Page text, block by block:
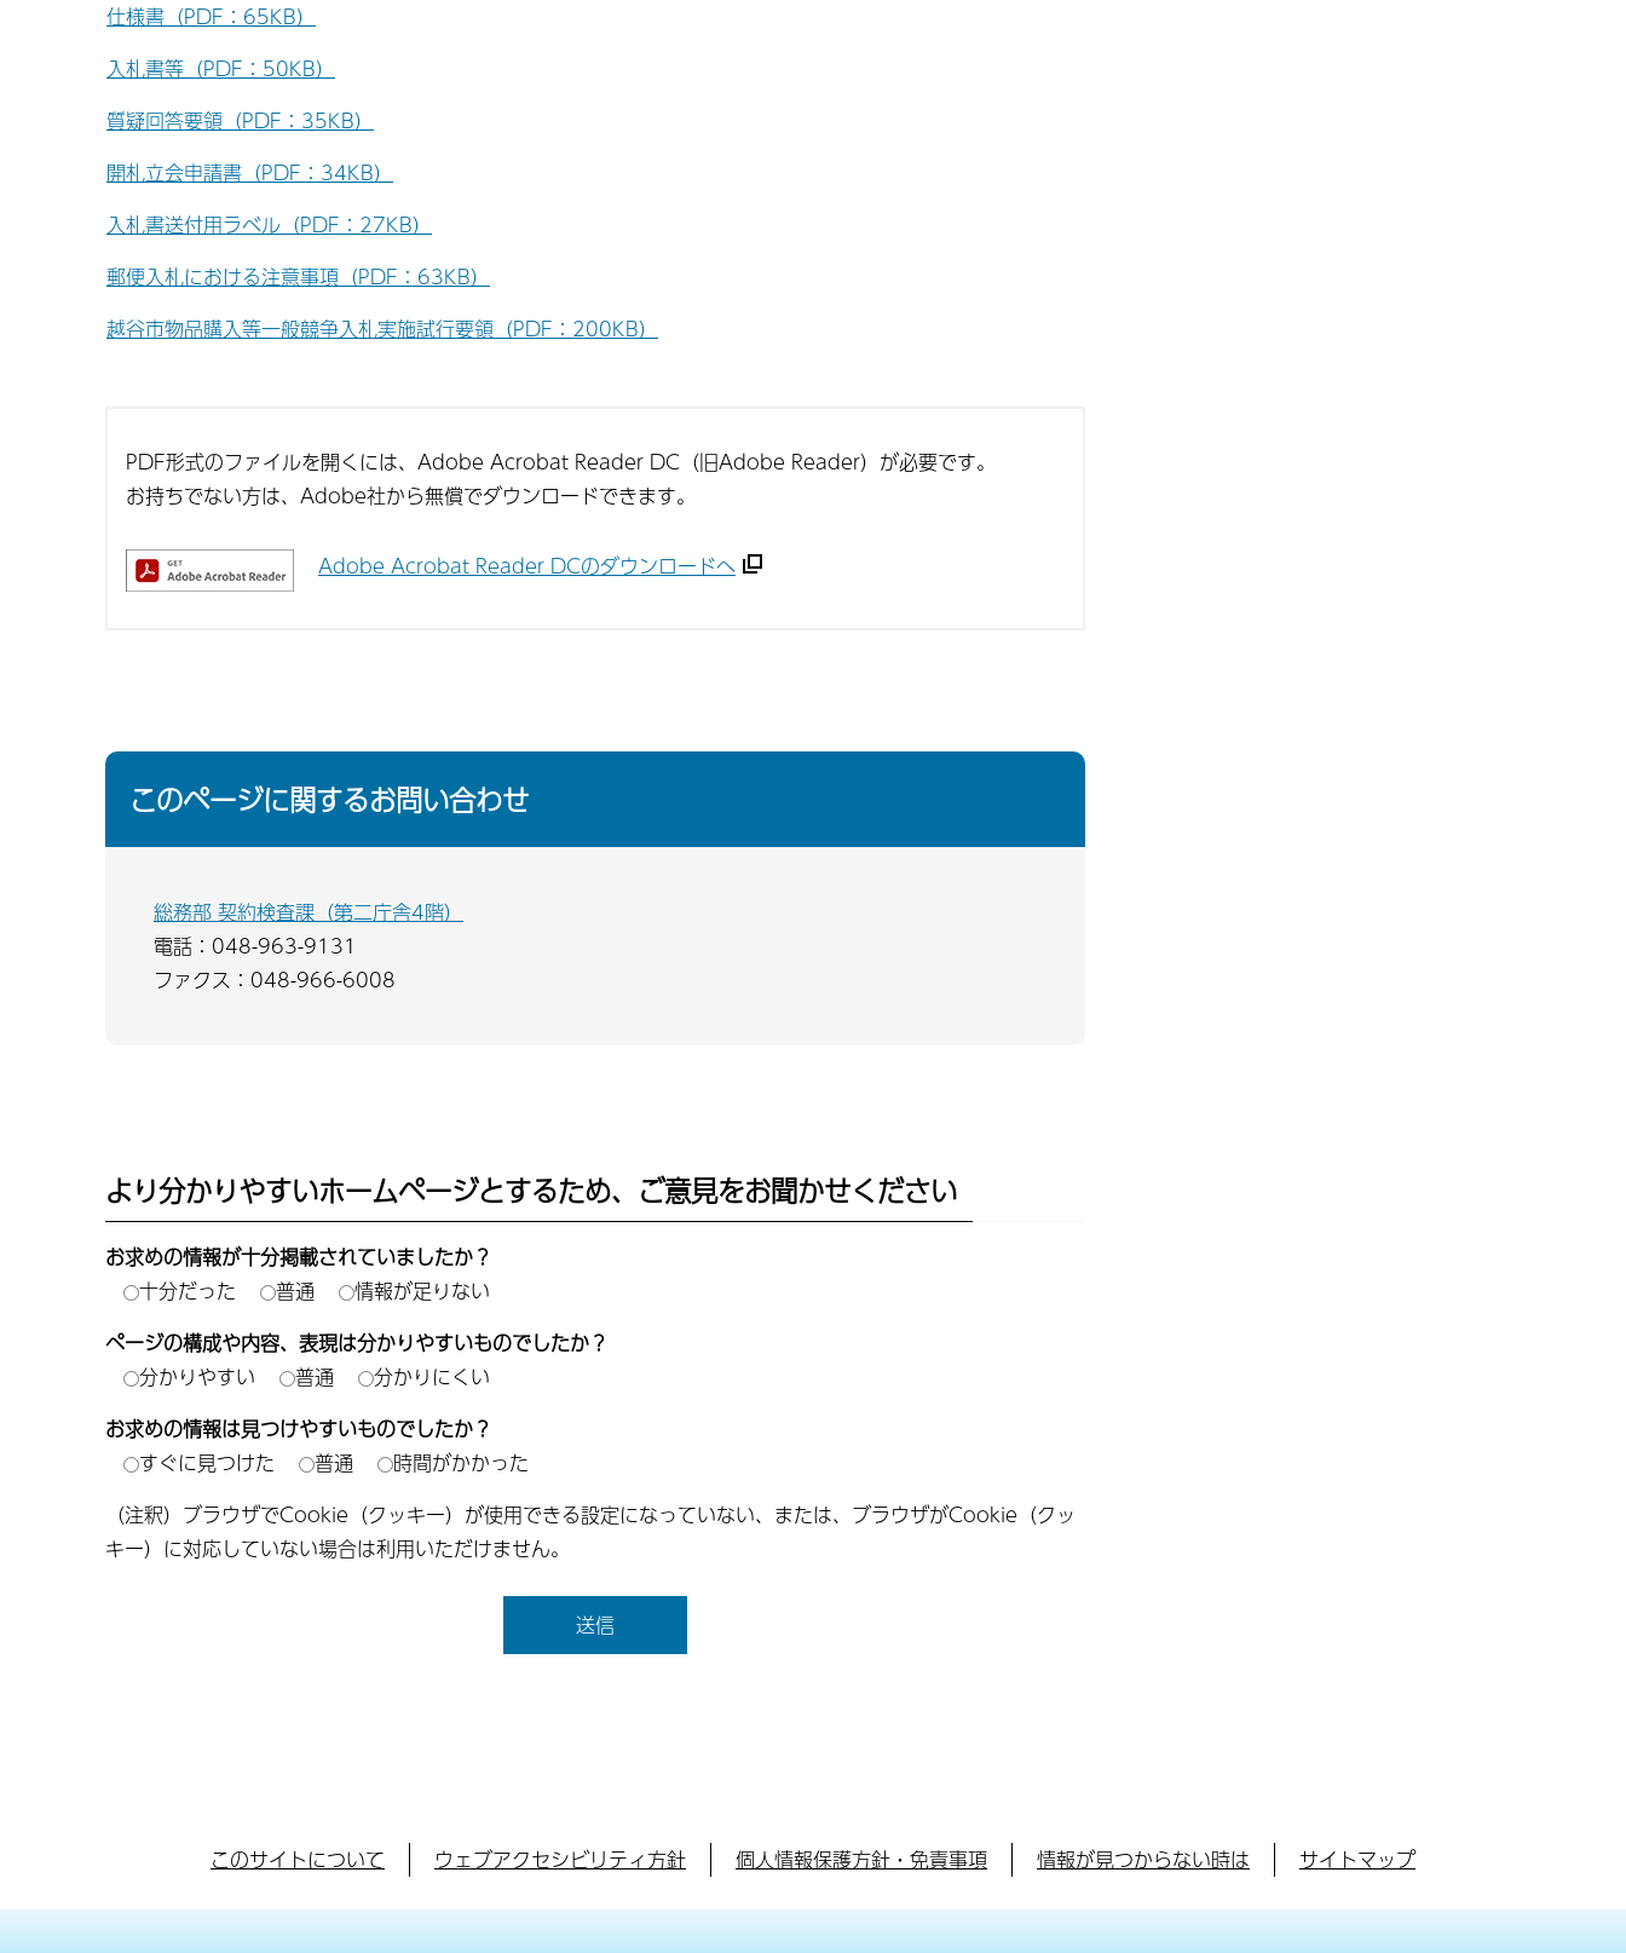
仕様書（PDF：65KB）
入札書等（PDF：50KB）
質疑回答要領（PDF：35KB）
開札立会申請書（PDF：34KB）
入札書送付用ラベル（PDF：27KB）
郵便入札における注意事項（PDF：63KB）
越谷市物品購入等一般競争入札実施試行要領（PDF：200KB）
PDF形式のファイルを開くには、Adobe Acrobat Reader DC（旧Adobe Reader）が必要です。
お持ちでない方は、Adobe社から無償でダウンロードできます。
Adobe Acrobat Reader DCのダウンロードへ
このページに関するお問い合わせ
総務部 契約検査課（第二庁舎4階）
電話：048-963-9131
ファクス：048-966-6008
より分かりやすいホームページとするため、ご意見をお聞かせください
お求めの情報が十分掲載されていましたか？
十分だった
普通
情報が足りない
ページの構成や内容、表現は分かりやすいものでしたか？
分かりやすい
普通
分かりにくい
お求めの情報は見つけやすいものでしたか？
すぐに見つけた
普通
時間がかかった
（注釈）ブラウザでCookie（クッキー）が使用できる設定になっていない、または、ブラウザがCookie（クッ
キー）に対応していない場合は利用いただけません。
このサイトについて ウェブアクセシビリティ方針 個人情報保護方針・免責事項 情報が見つからない時は サイトマップ